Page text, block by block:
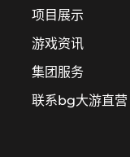
项目展示
游戏资讯
集团服务
联系bg大游直营